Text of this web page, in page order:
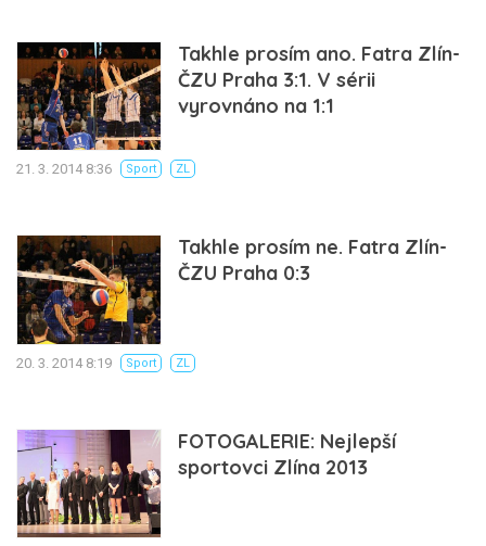
Takhle prosím ano. Fatra Zlín-
ČZU Praha 3:1. V sérii
vyrovnáno na 1:1
21. 3. 2014 8:36 Sport ZL
Takhle prosím ne. Fatra Zlín-
ČZU Praha 0:3
20. 3. 2014 8:19 Sport ZL
FOTOGALERIE: Nejlepší
sportovci Zlína 2013